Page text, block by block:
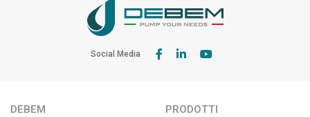
Social Media
DEBEM PRODOTTI